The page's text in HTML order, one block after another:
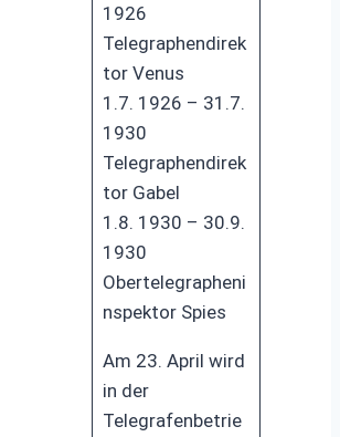
1926
Telegraphendirek
tor Venus
1.7. 1926 – 31.7.
1930
Telegraphendirek
tor Gabel
1.8. 1930 – 30.9.
1930
Obertelegrapheni
nspektor Spies
Am 23. April wird
in der
Telegrafenbetrie